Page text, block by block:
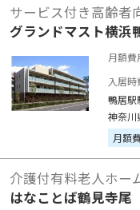
サービス付き高齢者
グランドマスト横浜
月額費
入居時
鴨居駅
神奈川
月額
介護付有料老人ホー
はなことば鶴見寺尾